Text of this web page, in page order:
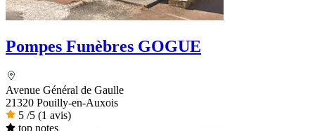
Pompes Funèbres GOGUE
Avenue Général de Gaulle
21320 Pouilly-en-Auxois
5 /5 (1 avis)
top notes